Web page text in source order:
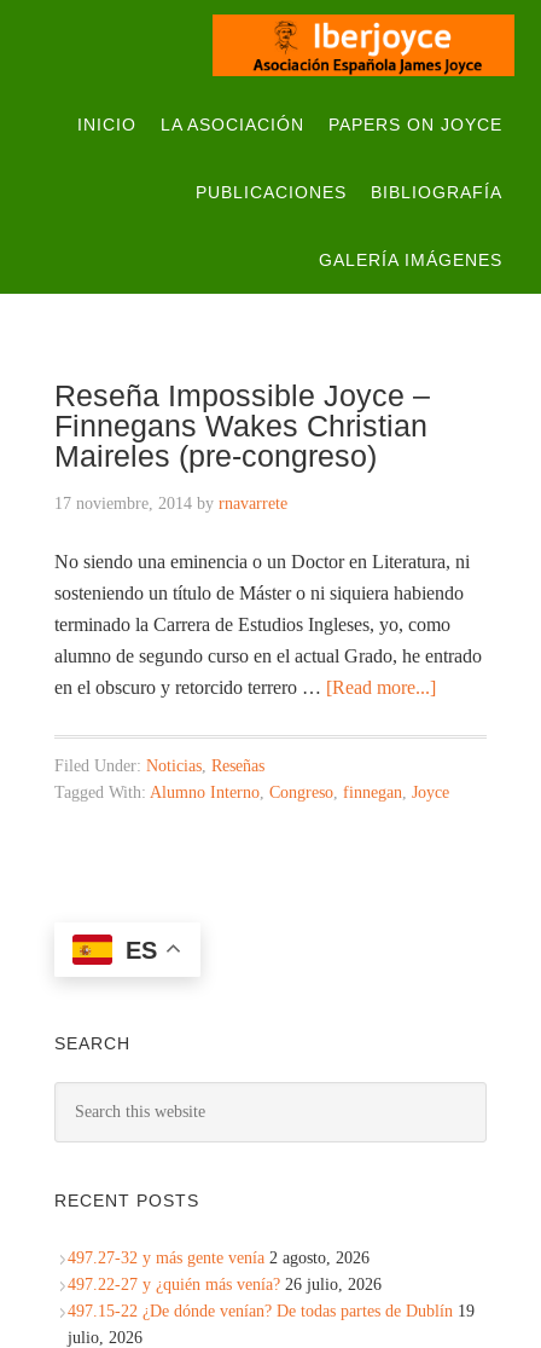
INICIO LA ASOCIACIÓN PAPERS ON JOYCE
PUBLICACIONES BIBLIOGRAFÍA
GALERÍA IMÁGENES
Reseña Impossible Joyce –
Finnegans Wakes Christian
Maireles (pre-congreso)
17 noviembre, 2014by rnavarrete
No siendo una eminencia o un Doctor en Literatura, ni
sosteniendo un título de Máster o ni siquiera habiendo
terminado la Carrera de Estudios Ingleses, yo, como
alumno de segundo curso en el actual Grado, he entrado
en el obscuro y retorcido terrero … [Read more...]
Filed Under: Noticias, Reseñas
Tagged With: Alumno Interno, Congreso, finnegan, Joyce
ES
SEARCH
RECENT POSTS
497.27-32 y más gente venía 2 agosto, 2026
497.22-27 y ¿quién más venía? 26 julio, 2026
497.15-22 ¿De dónde venían? De todas partes de Dublín 19
julio, 2026